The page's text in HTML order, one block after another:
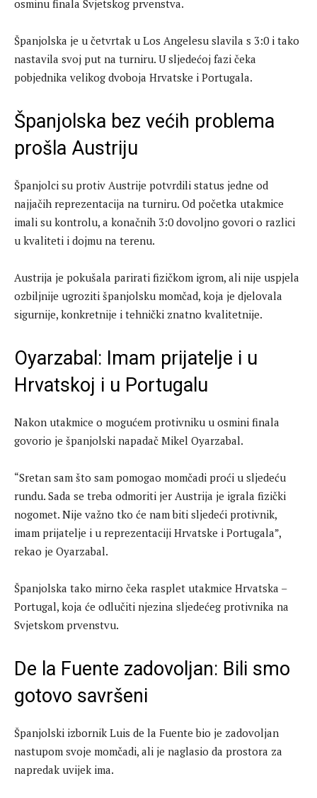
osminu finala Svjetskog prvenstva.
Španjolska je u četvrtak u Los Angelesu slavila s 3:0 i tako
nastavila svoj put na turniru. U sljedećoj fazi čeka
pobjednika velikog dvoboja Hrvatske i Portugala.
Španjolska bez većih problema
prošla Austriju
Španjolci su protiv Austrije potvrdili status jedne od
najjačih reprezentacija na turniru. Od početka utakmice
imali su kontrolu, a konačnih 3:0 dovoljno govori o razlici
u kvaliteti i dojmu na terenu.
Austrija je pokušala parirati fizičkom igrom, ali nije uspjela
ozbiljnije ugroziti španjolsku momčad, koja je djelovala
sigurnije, konkretnije i tehnički znatno kvalitetnije.
Oyarzabal: Imam prijatelje i u
Hrvatskoj i u Portugalu
Nakon utakmice o mogućem protivniku u osmini finala
govorio je španjolski napadač Mikel Oyarzabal.
“Sretan sam što sam pomogao momčadi proći u sljedeću
rundu. Sada se treba odmoriti jer Austrija je igrala fizički
nogomet. Nije važno tko će nam biti sljedeći protivnik,
imam prijatelje i u reprezentaciji Hrvatske i Portugala”,
rekao je Oyarzabal.
Španjolska tako mirno čeka rasplet utakmice Hrvatska –
Portugal, koja će odlučiti njezina sljedećeg protivnika na
Svjetskom prvenstvu.
De la Fuente zadovoljan: Bili smo
gotovo savršeni
Španjolski izbornik Luis de la Fuente bio je zadovoljan
nastupom svoje momčadi, ali je naglasio da prostora za
napredak uvijek ima.